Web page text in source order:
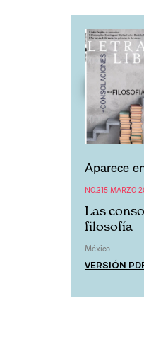
Aparece
NO.315 MARZO
Las
filosofía
México
VERSIÓN